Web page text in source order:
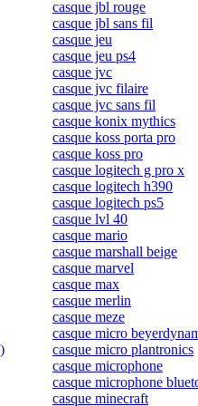
casque jbl rouge
casque jbl sans fil
casque jeu
casque jeu ps4
casque jvc
casque jvc filaire
casque jvc sans fil
casque konix mythics
casque koss porta pro
casque koss pro
casque logitech g pro x
casque logitech h390
casque logitech ps5
casque lvl 40
casque mario
casque marshall beige
casque marvel
casque max
casque merlin
casque meze
casque micro
casque micro plantronics
casque microphone
casque microphone
casque minecraft